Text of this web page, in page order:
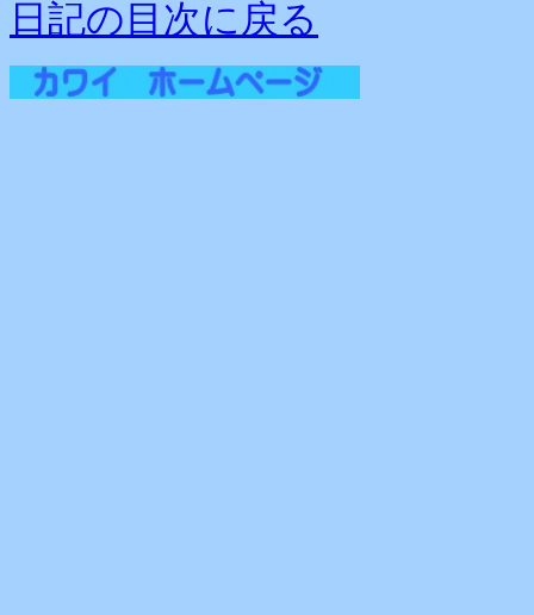
日記の目次に戻る